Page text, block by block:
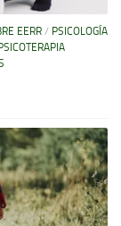
EERR / PSICOLOGÍA